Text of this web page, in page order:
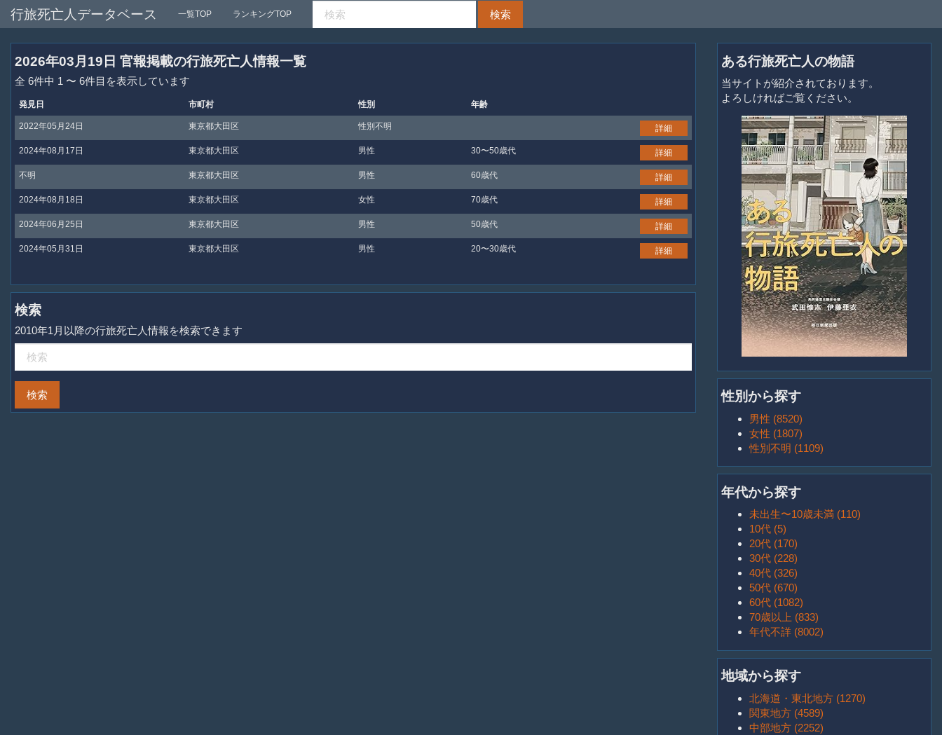
行旅死亡人データベース 一覧TOP ランキングTOP
2026年03月19日 官報掲載の行旅死亡人情報一覧
全 6件中 1 〜 6件目を表示しています
発見日 市町村 性別 年齢
2022年05月24日 東京都大田区 性別不明 詳細
2024年08月17日 東京都大田区 男性 30〜50歳代 詳細
不明 東京都大田区 男性 60歳代 詳細
2024年08月18日 東京都大田区 女性 70歳代 詳細
2024年06月25日 東京都大田区 男性 50歳代 詳細
2024年05月31日 東京都大田区 男性 20〜30歳代 詳細
検索
2010年1月以降の行旅死亡人情報を検索できます
ある行旅死亡人の物語
当サイトが紹介されております。
よろしければご覧ください。
性別から探す
男性 (8520)
女性 (1807)
性別不明 (1109)
年代から探す
未出生〜10歳未満 (110)
10代 (5)
20代 (170)
30代 (228)
40代 (326)
50代 (670)
60代 (1082)
70歳以上 (833)
年代不詳 (8002)
地域から探す
北海道・東北地方 (1270)
関東地方 (4589)
中部地方 (2252)